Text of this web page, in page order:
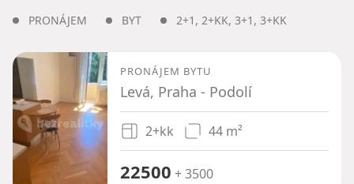
PRONÁJEM BYT 2+1 , 2+KK, 3+1 , 3+KK
PRONÁJEM BYTU
Levá, Praha - Podolí
2+kk 44 m²
22500 + 3500